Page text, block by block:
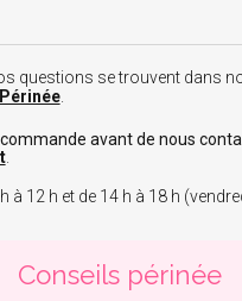
questions se trouvent dans
.
avant de nous
.
à 12 h et de 14 h à 18 h
Conseils périnée